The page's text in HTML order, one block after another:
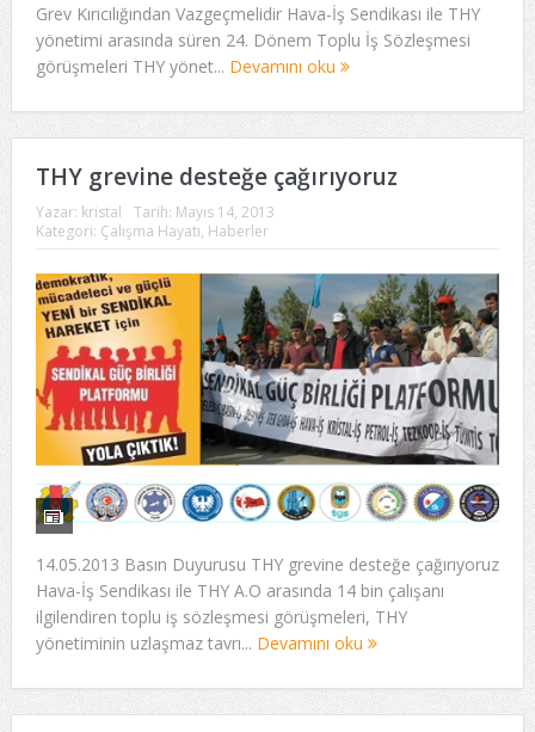
Grev Kırıcılığından Vazgeçmelidir Hava-İş Sendikası ile THY
yönetimi arasında süren 24. Dönem Toplu İş Sözleşmesi
görüşmeleri THY yönet... Devamını oku
THY grevine desteğe çağırıyoruz
Yazar: kristal Tarih: Mayıs 14, 2013
Kategori: Çalışma Hayatı, Haberler
14.05.2013 Basın Duyurusu THY grevine desteğe çağırıyoruz
Hava-İş Sendikası ile THY A.O arasında 14 bin çalışanı
ilgilendiren toplu iş sözleşmesi görüşmeleri, THY
yönetiminin uzlaşmaz tavrı... Devamını oku